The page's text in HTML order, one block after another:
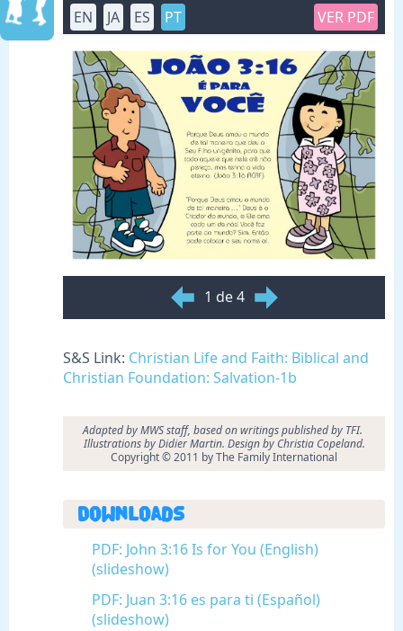
EN JA ES PT VER PDF
1 de 4
S&S Link: Christian Life and Faith: Biblical and
Christian Foundation: Salvation-1b
Adapted by MWS staff, based on writings published by TFI.
Illustrations by Didier Martin. Design by Christia Copeland.
Copyright © 2011 by The Family International
Downloads
PDF: John 3:16 Is for You (English)
(slideshow)
PDF: Juan 3:16 es para ti (Español)
(slideshow)